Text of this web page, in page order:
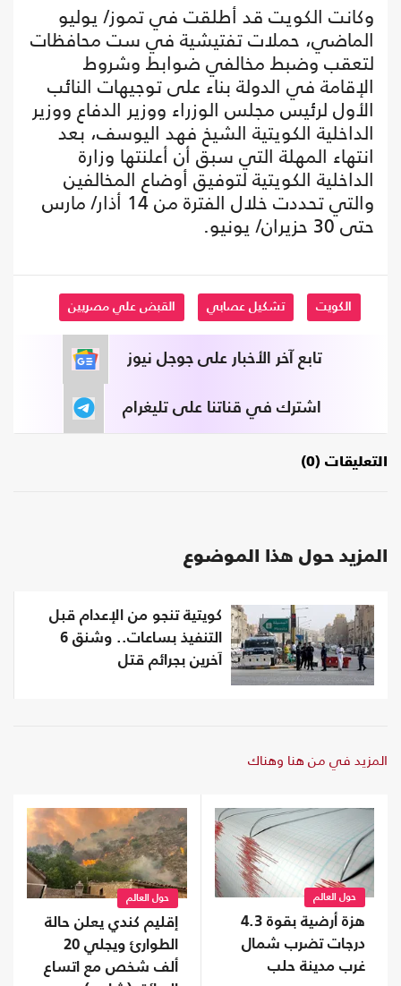
وكانت الكويت قد أطلقت في تموز/ يوليو
الماضي، حملات تفتيشية في ست محافظات
لتعقب وضبط مخالفي ضوابط وشروط
الإقامة في الدولة بناء على توجيهات النائب
الأول لرئيس مجلس الوزراء ووزير الدفاع ووزير
الداخلية الكويتية الشيخ فهد اليوسف، بعد
انتهاء المهلة التي سبق أن أعلنتها وزارة
الداخلية الكويتية لتوفيق أوضاع المخالفين
والتي تحددت خلال الفترة من 14 أذار/ مارس
حتى 30 حزيران/ يونيو.
الكويت تشكيل عصابي القبض علي مصريين
تابع آخر الأخبار على جوجل نيوز
اشترك في قناتنا على تليغرام
التعليقات (0)
المزيد حول هذا الموضوع
كويتية تنجو من الإعدام قبل
التنفيذ بساعات.. وشنق 6
آخرين بجرائم قتل
المزيد في من هنا وهناك
حول العالم
هزة أرضية بقوة 4.3
درجات تضرب شمال
غرب مدينة حلب
حول العالم
إقليم كندي يعلن حالة
الطوارئ ويجلي 20
ألف شخص مع اتساع